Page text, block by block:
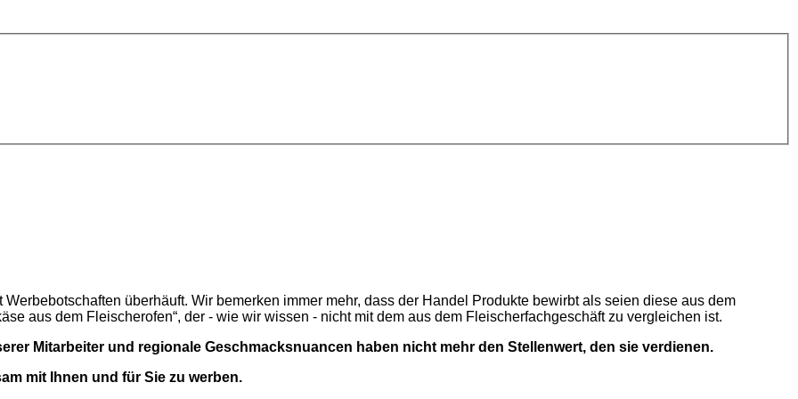
überhäuft. Wir bemerken immer mehr, dass der Handel Produkte bewirbt als seien diese aus dem
aus dem Fleischerofen“, der - wie wir wissen - nicht mit dem aus dem Fleischerfachgeschäft zu vergleichen ist.
Mitarbeiter und regionale Geschmacksnuancen haben nicht mehr den Stellenwert, den sie verdienen.
mit Ihnen und für Sie zu werben.